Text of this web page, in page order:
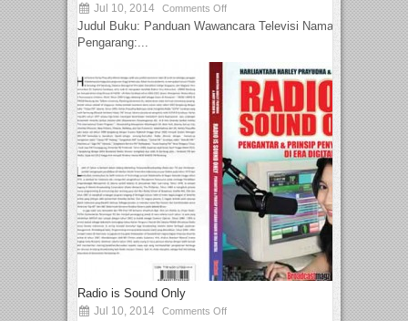
Jul 10, 2014 Comments Off
Judul Buku: Panduan Wawancara Televisi Nama
Pengarang:...
Radio is Sound Only
Jul 10, 2014 Comments Off